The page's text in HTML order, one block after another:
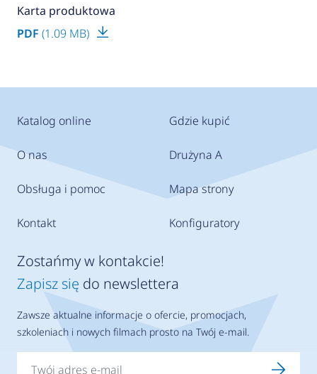
Karta produktowa
PDF (1.09 MB)
Katalog online
O nas
Obsługa i pomoc
Kontakt
Gdzie kupić
Drużyna A
Mapa strony
Konfiguratory
Zostańmy w kontakcie!
Zapisz się do newslettera
Zawsze aktualne informacje o ofercie, promocjach,
szkoleniach i nowych filmach prosto na Twój e-mail.